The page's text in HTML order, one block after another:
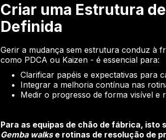
Criar uma Estrutura
Definida
Gerir a mudança sem estrutura conduz à
como PDCA ou Kaizen - é essencial para:
Clarificar papéis e expectativas para
Integrar a melhoria contínua nas
Medir o progresso de forma visível e
Para as equipas de chão de fábrica,
Gemba walkse rotinas de resolução de